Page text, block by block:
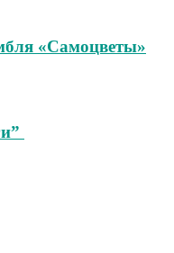
«Самоцветы»